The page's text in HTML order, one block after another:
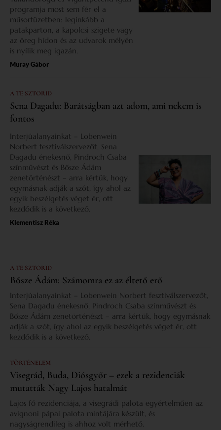
programja most sem fér el a
műsorfüzetben: leginkább a
patakparton, a kapolcsi szigete vagy
az öreg hídon és az udvarok mélyén
is nyílik meg igazán.
Muray Gábor
A TE SZTORID
Sena Dagadu: Barátságban azt adom, ami nekem is
fontos
Interjúalanyainkat – Lobenwein
Norbert fesztiválszervezőt, Sena
Dagadu énekesnő, Pindroch Csaba
színművészt és Bősze Ádám
zenetörténészt – arra kértük, hogy
egymásnak adják a szót, így ahol az
egyik beszélgetés véget ér, ott
kezdődik is a következő.
Klementisz Réka
A TE SZTORID
Bősze Ádám: Számomra ez az éltető erő
Interjúalanyainkat – Lobenwein Norbert fesztiválszervezőt,
Sena Dagadu énekesnő, Pindroch Csaba színművészt és
Bősze Ádám zenetörténészt – arra kértük, hogy egymásnak
adják a szót, így ahol az egyik beszélgetés véget ér, ott
kezdődik is a következő.
TÖRTÉNELEM
Visegrád, Buda, Diósgyőr – ezek a rezidenciák
mutatták Nagy Lajos hatalmát
Lajos fő rezidenciája, a visegrádi palota egyértelműen az
avignoni pápai palota mintájára készült, és
nagyságrendileg is ahhoz volt mérhető.